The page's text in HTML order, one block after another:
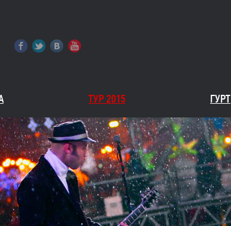
ТУР 2015 ГУРТ